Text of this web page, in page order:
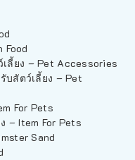
ยง – Pet Accessories
สัตว์เลี้ยง – Pet
For Pets
– Item For Pets
Sand